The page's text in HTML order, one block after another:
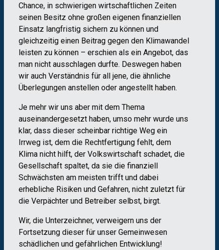
Chance, in schwierigen wirtschaftlichen Zeiten
seinen Besitz ohne großen eigenen finanziellen
Einsatz langfristig sichern zu können und
gleichzeitig einen Beitrag gegen den Klimawandel
leisten zu können – erschien als ein Angebot, das
man nicht ausschlagen durfte. Deswegen haben
wir auch Verständnis für all jene, die ähnliche
Überlegungen anstellen oder angestellt haben.
Je mehr wir uns aber mit dem Thema
auseinandergesetzt haben, umso mehr wurde uns
klar, dass dieser scheinbar richtige Weg ein
Irrweg ist, dem die Rechtfertigung fehlt, dem
Klima nicht hilft, der Volkswirtschaft schadet, die
Gesellschaft spaltet, da sie die finanziell
Schwächsten am meisten trifft und dabei
erhebliche Risiken und Gefahren, nicht zuletzt für
die Verpächter und Betreiber selbst, birgt.
Wir, die Unterzeichner, verweigern uns der
Fortsetzung dieser für unser Gemeinwesen
schädlichen und gefährlichen Entwicklung!